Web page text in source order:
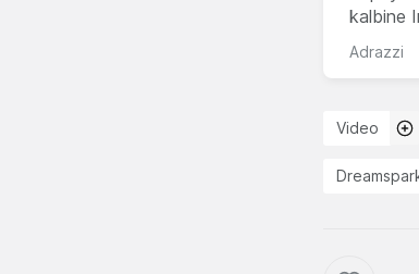
kalbine
Adrazzi
Video